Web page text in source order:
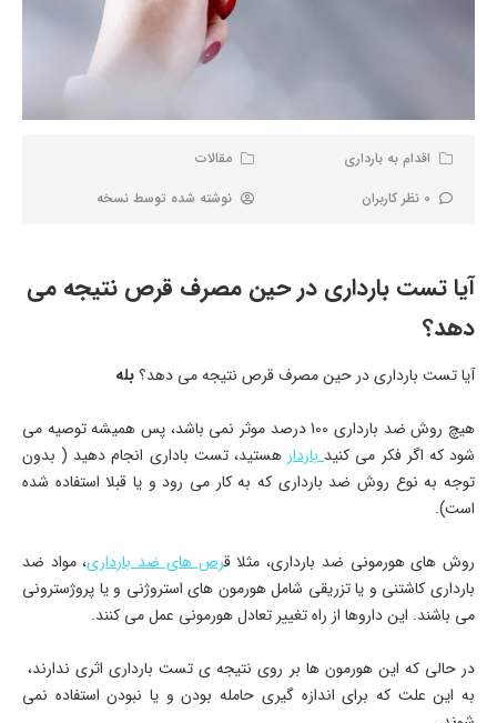
اقدام به بارداری
مقالات
0 نظر کاربران
نوشته شده توسط نسخه
آیا تست بارداری در حین مصرف قرص نتیجه می
دهد؟
آیا تست بارداری در حین مصرف قرص نتیجه می دهد؟بله
هیچ روش ضد بارداری 100 درصد موثر نمی باشد، پس همیشه توصیه می
شود که اگر فکر می کنیدباردار هستید، تست باداری انجام دهید ( بدون
توجه به نوع روش ضد بارداری که به کار می رود و یا قبلا استفاده شده
است).
روش های هورمونی ضد بارداری، مثلا قرص های ضد بارداری، مواد ضد
بارداری کاشتنی و یا تزریقی شامل هورمون های استروژنی و یا پروژسترونی
می باشند. این داروها از راه تغییر تعادل هورمونی عمل می کنند.
در حالی که این هورمون ها بر روی نتیجه ی تست بارداری اثری ندارند،
به این علت که برای اندازه گیری حامله بودن و یا نبودن استفاده نمی